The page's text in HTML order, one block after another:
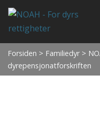
Forsiden > Familiedyr >
dyrepensjonatforskriften